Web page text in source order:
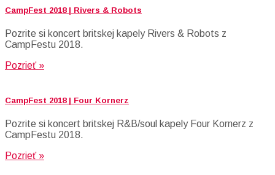
CampFest 2018 | Rivers & Robots
Pozrite si koncert britskej kapely Rivers & Robots z
CampFestu 2018.
Pozrieť »
CampFest 2018 | Four Kornerz
Pozrite si koncert britskej R&B/soul kapely Four Kornerz z
CampFestu 2018.
Pozrieť »